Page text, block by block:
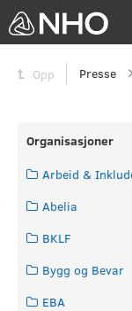
Opp Presse
Organisasjoner
Arbeid &
Abelia
BKLF
Bygg og Bevar
EBA